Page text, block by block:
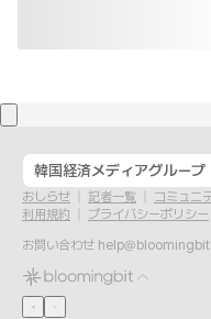
韓国経済メディアグループ
おしらせ 記者一覧
コミュニ
利用規約
プライバシーポリシー
お問い合わせ